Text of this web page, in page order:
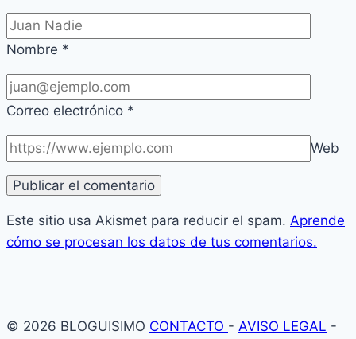
Nombre *
Correo electrónico *
Web
Este sitio usa Akismet para reducir el spam. Aprende
cómo se procesan los datos de tus comentarios.
© 2026 BLOGUISIMO CONTACTO - AVISO LEGAL -